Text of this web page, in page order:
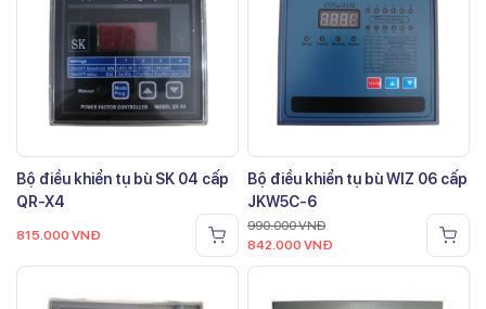
Bộ điều khiển tụ bù SK 04 cấp
QR-X4
815.000 VNĐ
Bộ điều khiển tụ bù WIZ 06 cấp
JKW5C-6
990.000VNĐ
842.000 VNĐ